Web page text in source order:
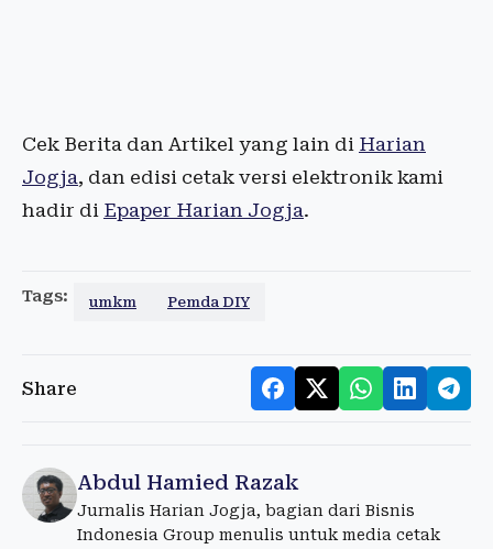
Cek Berita dan Artikel yang lain di Harian
Jogja, dan edisi cetak versi elektronik kami
hadir di Epaper Harian Jogja.
Tags: umkm Pemda DIY
Share
Abdul Hamied Razak
Jurnalis Harian Jogja, bagian dari Bisnis
Indonesia Group menulis untuk media cetak